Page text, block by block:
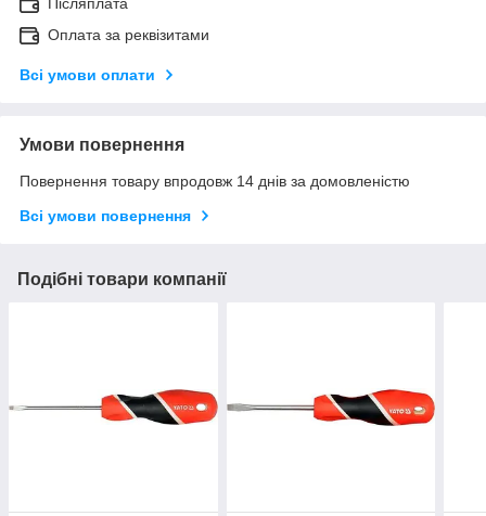
Післяплата
Оплата за реквізитами
Всі умови оплати
Умови повернення
Повернення товару впродовж 14 днів за домовленістю
Всі умови повернення
Подібні товари компанії